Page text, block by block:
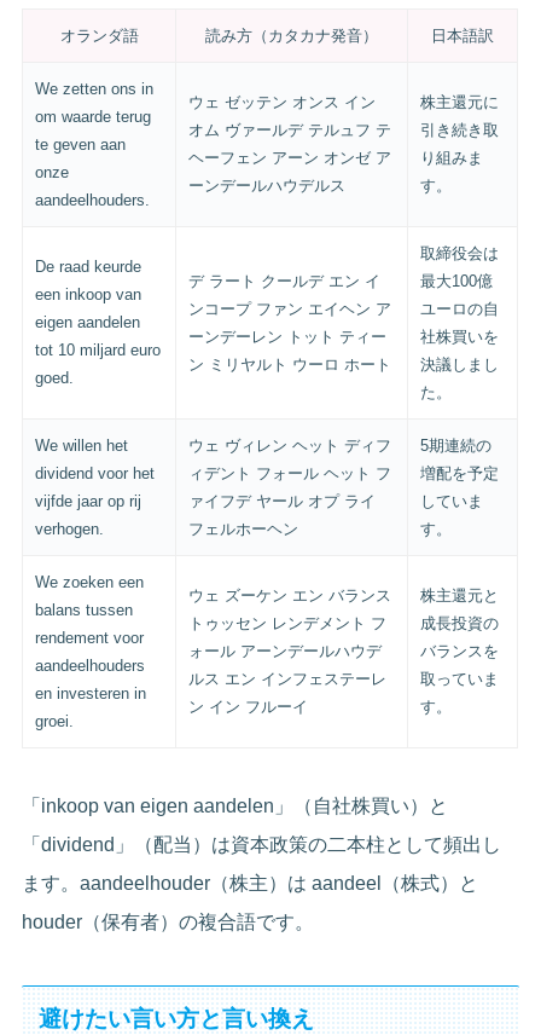
オランダ語 読み方（カタカナ発音） 日本語訳
We zetten ons in
om waarde terug
te geven aan
onze
aandeelhouders.
ウェ ゼッテン オンス イン
オム ヴァールデ テルュフ テ
ヘーフェン アーン オンゼ ア
ーンデールハウデルス
株主還元に
引き続き取
り組みま
す。
De raad keurde
een inkoop van
eigen aandelen
tot 10 miljard euro
goed.
デ ラート クールデ エン イ
ンコープ ファン エイヘン ア
ーンデーレン トット ティー
ン ミリヤルト ウーロ ホート
取締役会は
最大100億
ユーロの自
社株買いを
決議しまし
た。
We willen het
dividend voor het
vijfde jaar op rij
verhogen.
ウェ ヴィレン ヘット ディフ
ィデント フォール ヘット フ
ァイフデ ヤール オプ ライ
フェルホーヘン
5期連続の
増配を予定
していま
す。
We zoeken een
balans tussen
rendement voor
aandeelhouders
en investeren in
groei.
ウェ ズーケン エン バランス
トゥッセン レンデメント フ
ォール アーンデールハウデ
ルス エン インフェステーレ
ン イン フルーイ
株主還元と
成長投資の
バランスを
取っていま
す。
「inkoop van eigen aandelen」（自社株買い）と
「dividend」（配当）は資本政策の二本柱として頻出し
ます。aandeelhouder（株主）は aandeel（株式）と
houder（保有者）の複合語です。
避けたい言い方と言い換え